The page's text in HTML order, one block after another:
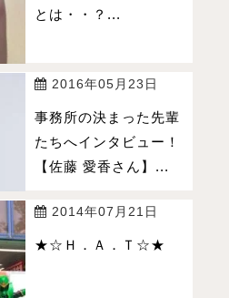
とは・・？...
2016年05月23日
事務所の決まった先輩
たちへインタビュー！
【佐藤 愛香さん】...
2014年07月21日
★☆Ｈ．Ａ．Ｔ☆★